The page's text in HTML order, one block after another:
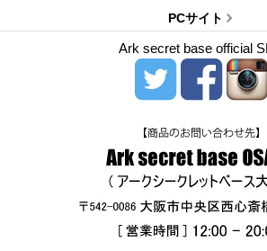
PCサイト
Ark secret base official